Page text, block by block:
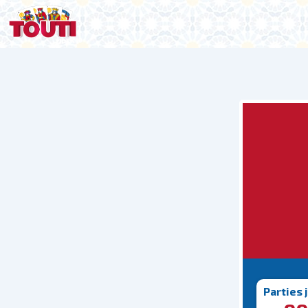
Parties